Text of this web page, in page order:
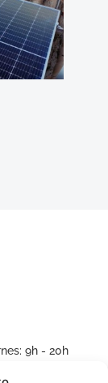
9h - 20h